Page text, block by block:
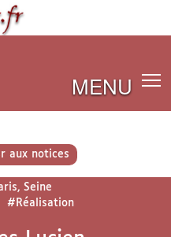
MENU
aux notices
Seine
#Réalisation